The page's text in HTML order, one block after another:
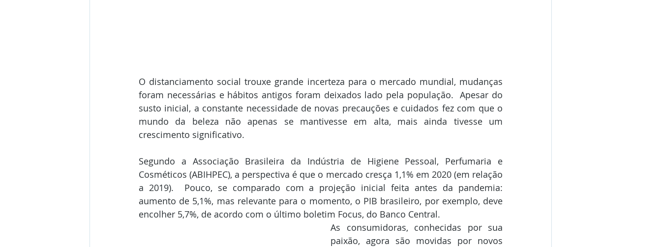
O distanciamento social trouxe grande incerteza para o mercado mundial, mudanças
foram necessárias e hábitos antigos foram deixados lado pela população.  Apesar do
susto inicial, a constante necessidade de novas precauções e cuidados fez com que o
mundo da beleza não apenas se mantivesse em alta, mais ainda tivesse um
crescimento significativo.
Segundo a Associação Brasileira da Indústria de Higiene Pessoal, Perfumaria e
Cosméticos (ABIHPEC), a perspectiva é que o mercado cresça 1,1% em 2020 (em relação
a 2019).  Pouco, se comparado com a projeção inicial feita antes da pandemia:
aumento de 5,1%, mas relevante para o momento, o PIB brasileiro, por exemplo, deve
encolher 5,7%, de acordo com o último boletim Focus, do Banco Central.
As consumidoras, conhecidas por sua
paixão, agora são movidas por novos